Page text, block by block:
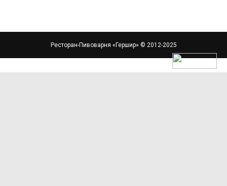
Ресторан-Пивоварня «Гершир» © 2012-2025